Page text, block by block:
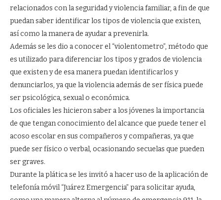
relacionados con la seguridad y violencia familiar, a fin de que
puedan saber identificar los tipos de violencia que existen,
así como la manera de ayudar a prevenirla.
Además se les dio a conocer el “violentometro”, método que
es utilizado para diferenciar los tipos y grados de violencia
que existen y de esa manera puedan identificarlos y
denunciarlos, ya que la violencia además de ser física puede
ser psicológica, sexual o económica.
Los oficiales les hicieron saber a los jóvenes la importancia
de que tengan conocimiento del alcance que puede tener el
acoso escolar en sus compañeros y compañeras, ya que
puede ser físico o verbal, ocasionando secuelas que pueden
ser graves.
Durante la plática se les invitó a hacer uso de la aplicación de
telefonía móvil “Juárez Emergencia” para solicitar ayuda,